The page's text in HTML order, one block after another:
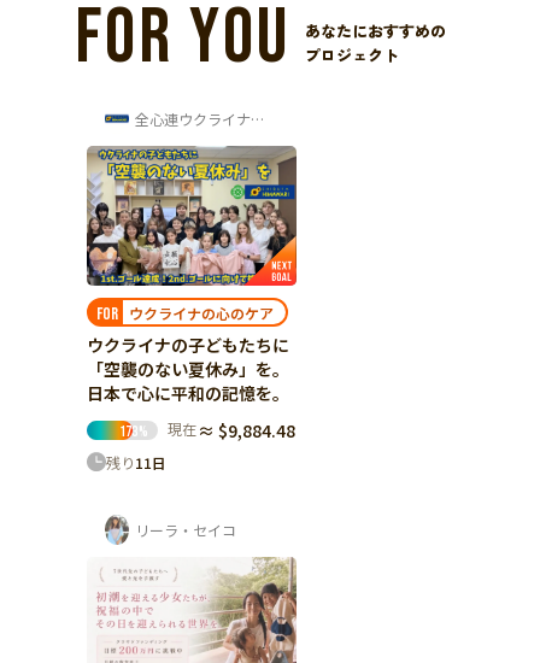
FOR YOU
あなたにおすすめの
プロジェクト
全心連ウクライナ心のケア交流センター 渋...
FOR ウクライナの心のケア
ウクライナの子どもたちに
「空襲のない夏休み」を。
日本で心に平和の記憶を。
173% 現在 ≈ $9,884.48
残り11日
リーラ・セイコ